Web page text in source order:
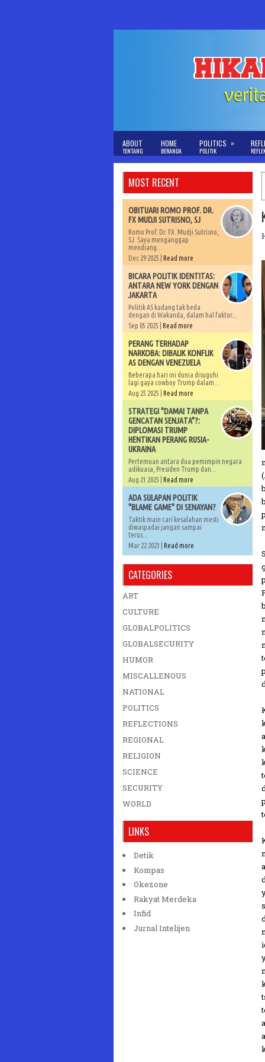
ABOUT
TENTANG
HOME
BERANDA
POLITICS
POLITIK
»
(
MOST RECENT
OBITUARI ROMO PROF. DR.
FX MUDJI SUTRISNO, SJ
Romo Prof. Dr. FX. Mudji Sutrisno,
SJ. Saya menganggap
mendiang...
Dec 29 2025 | Read more
BICARA POLITIK IDENTITAS:
ANTARA NEW YORK DENGAN
JAKARTA
Politik AS kadang tak beda
dengan di Wakanda, dalam hal faktor...
Sep 05 2025 | Read more
PERANG TERHADAP
NARKOBA: DIBALIK KONFLIK
AS DENGAN VENEZUELA
Beberapa hari ini dunia disuguhi
lagi gaya cowboy Trump dalam...
Aug 25 2025 | Read more
STRATEGI "DAMAI TANPA
GENCATAN SENJATA"?:
DIPLOMASI TRUMP
HENTIKAN PERANG RUSIA-
UKRAINA
Pertemuan antara dua pemimpin negara
adikuasa, Presiden Trump dan...
Aug 21 2025 | Read more
ADA SULAPAN POLITIK
"BLAME GAME" DI SENAYAN?
Taktik main cari kesalahan mesti
diwaspadai jangan sampai
terus...
Mar 22 2023 | Read more
CATEGORIES
ART
CULTURE
GLOBALPOLITICS
GLOBALSECURITY
HUMOR
MISCALLENOUS
NATIONAL
POLITICS
REFLECTIONS
REGIONAL
RELIGION
SCIENCE
SECURITY
WORLD
LINKS
Detik
Kompas
Okezone
Rakyat Merdeka
Infid
Jurnal Intelijen